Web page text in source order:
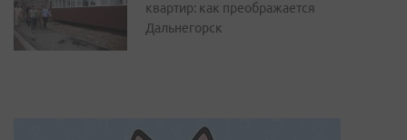
квартир: как преображается
Дальнегорск